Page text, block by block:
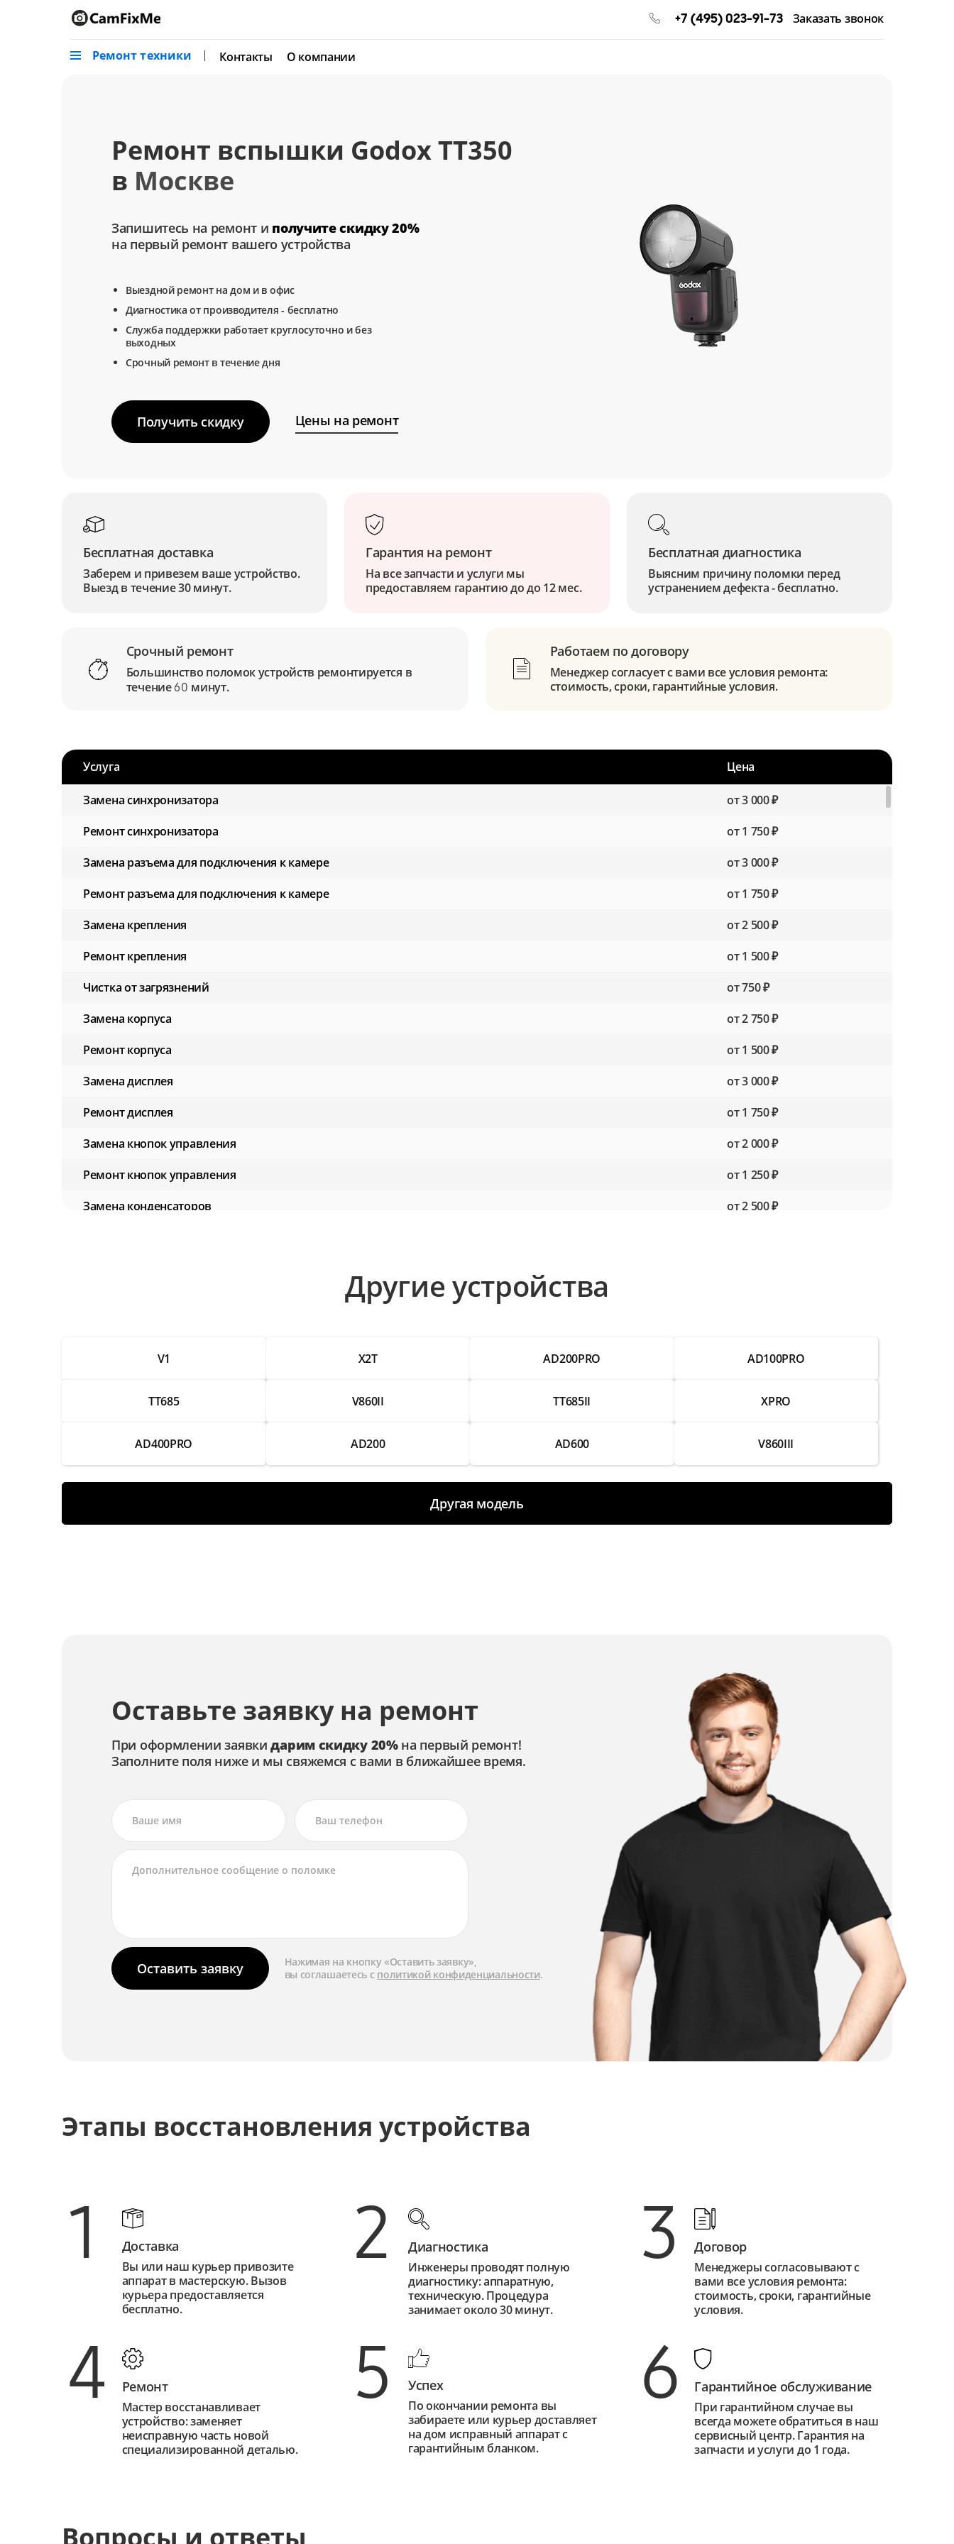
+7 (495) 023-91-73 Заказать звонок
Ремонт техники Контакты О компании
Ремонт вспышки Godox TT350
в Москве
Запишитесь на ремонт и получите скидку 20%
на первый ремонт вашего устройства
Выездной ремонт на дом и в офис
Диагностика от производителя - бесплатно
Служба поддержки работает круглосуточно и без
выходных
Срочный ремонт в течение дня
Получить скидку Цены на ремонт
Бесплатная доставка
Заберем и привезем ваше устройство.
Выезд в течение 30 минут.
Гарантия на ремонт
На все запчасти и услуги мы
предоставляем гарантию до до 12 мес.
Бесплатная диагностика
Выясним причину поломки перед
устранением дефекта - бесплатно.
Срочный ремонт
Большинство поломок устройств ремонтируется в
течение 60 минут.
Работаем по договору
Менеджер согласует с вами все условия ремонта:
стоимость, сроки, гарантийные условия.
Услуга Цена
Замена синхронизатора
от 3 000 ₽
Ремонт синхронизатора
от 1 750 ₽
Замена разъема для подключения к камере
от 3 000 ₽
Ремонт разъема для подключения к камере
от 1 750 ₽
Замена крепления
от 2 500 ₽
Ремонт крепления
от 1 500 ₽
Чистка от загрязнений
от 750 ₽
Замена корпуса
от 2 750 ₽
Ремонт корпуса
от 1 500 ₽
Замена дисплея
от 3 000 ₽
Ремонт дисплея
от 1 750 ₽
Замена кнопок управления
от 2 000 ₽
Ремонт кнопок управления
от 1 250 ₽
Замена конденсаторов
от 2 500 ₽
Ремонт системы зарядки
от 1 750 ₽
Замена лампы
от 2 500 ₽
Другие устройства
V1 X2T AD200PRO AD100PRO
TT685 V860II TT685II XPRO
AD400PRO AD200 AD600 V860III
Другая модель
Оставьте заявку на ремонт
При оформлении заявкидарим скидку 20%на первый ремонт!
Заполните поля ниже и мы свяжемся с вами в ближайшее время.
Оставить заявку
Нажимая на кнопку «Оставить заявку»,
вы соглашаетесь с политикой конфиденциальности.
Этапы восстановления устройства
1 Доставка
Вы или наш курьер привозите
аппарат в мастерскую. Вызов
курьера предоставляется
бесплатно.
2 Диагностика
Инженеры проводят полную
диагностику: аппаратную,
техническую. Процедура
занимает около 30 минут.
3 Договор
Менеджеры согласовывают с
вами все условия ремонта:
стоимость, сроки, гарантийные
условия.
4 Ремонт
Мастер восстанавливает
устройство: заменяет
неисправную часть новой
специализированной деталью.
5 Успех
По окончании ремонта вы
забираете или курьер доставляет
на дом исправный аппарат с
гарантийным бланком.
6 Гарантийное обслуживание
При гарантийном случае вы
всегда можете обратиться в наш
сервисный центр. Гарантия на
запчасти и услуги до 1 года.